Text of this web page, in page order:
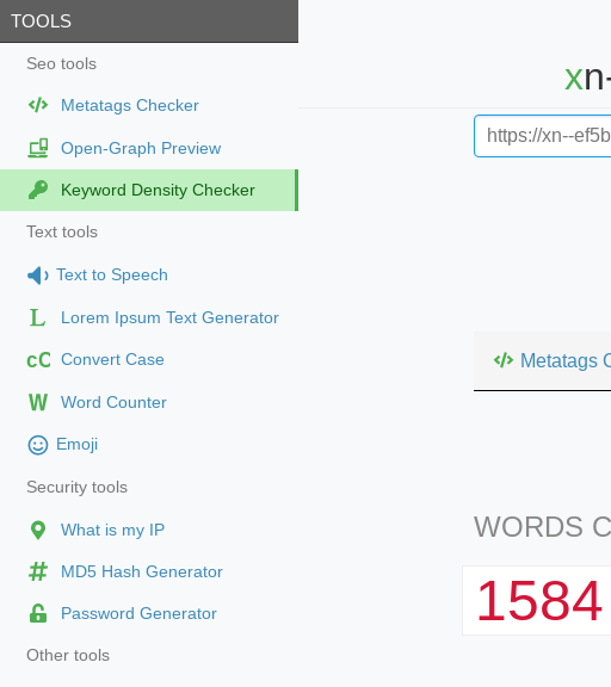
TOOLS
Seo tools
Metatags Checker
Open-Graph Preview
Keyword Density Checker
Text tools
Text to Speech
Lorem Ipsum Text Generator
cC Convert Case
Word Counter
Emoji
Security tools
What is my IP
MD5 Hash Generator
Password Generator
Other tools
Metatags
WORDS
1584